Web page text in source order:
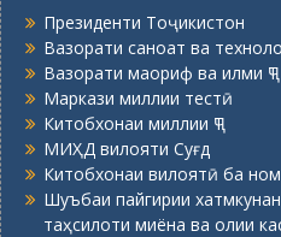
Президенти Тоҷикистон
Вазорати саноат ва
Вазорати маориф ва илми ҶТ
Маркази миллии тестӣ
Китобхонаи миллии ҶТ
МИҲД вилояти Суғд
Китобхонаи вилоятӣ ба
Шуъбаи пайгирии
таҳсилоти миёна ва олии